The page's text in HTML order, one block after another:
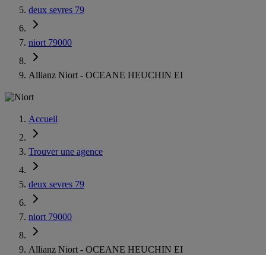
deux sevres 79
niort 79000
Allianz Niort - OCEANE HEUCHIN EI
Accueil
Trouver une agence
deux sevres 79
niort 79000
Allianz Niort - OCEANE HEUCHIN EI